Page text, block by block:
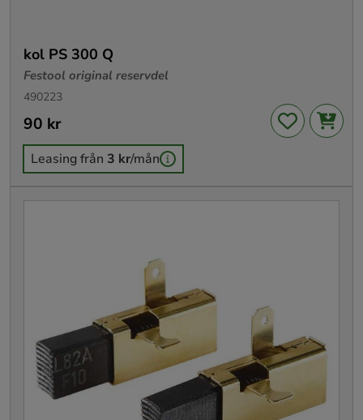
kol PS 300 Q
Festool original reservdel
490223
Pris :90 kr
90 kr
Leasing från 3 kr/mån